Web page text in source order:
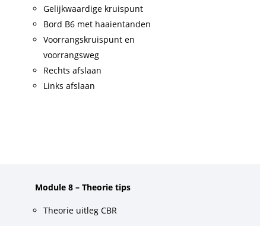
Gelijkwaardige kruispunt
Bord B6 met haaientanden
Voorrangskruispunt en
voorrangsweg
Rechts afslaan
Links afslaan
Module 8 – Theorie tips
Theorie uitleg CBR